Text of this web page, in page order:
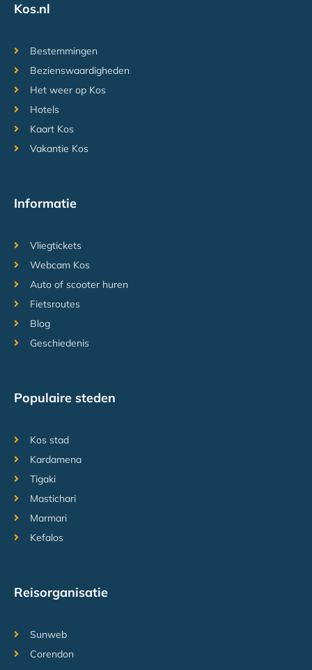
Kos.nl
Bestemmingen
Bezienswaardigheden
Het weer op Kos
Hotels
Kaart Kos
Vakantie Kos
Informatie
Vliegtickets
Webcam Kos
Auto of scooter huren
Fietsroutes
Blog
Geschiedenis
Populaire steden
Kos stad
Kardamena
Tigaki
Mastichari
Marmari
Kefalos
Reisorganisatie
Sunweb
Corendon